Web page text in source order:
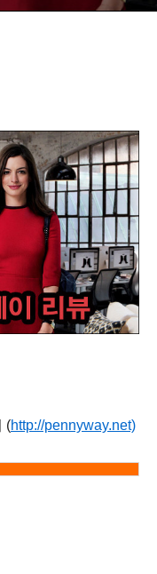
(http://pennyway.net)